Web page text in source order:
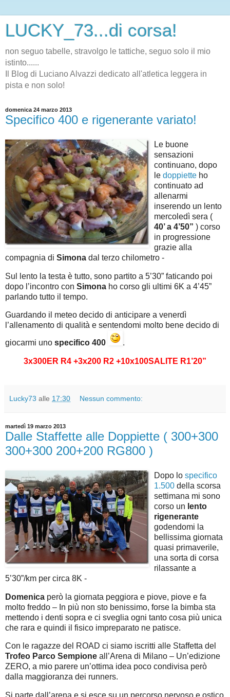
LUCKY_73...di corsa!
non seguo tabelle, stravolgo le tattiche, seguo solo il mio
istinto......
Il Blog di Luciano Alvazzi dedicato all'atletica leggera in
pista e non solo!
domenica 24 marzo 2013
Specifico 400 e rigenerante variato!
Le buone
sensazioni
continuano, dopo
le doppiette ho
continuato ad
allenarmi
inserendo un lento
mercoledì sera (
40’ a 4’50” ) corso
in progressione
grazie alla
compagnia di Simona dal terzo chilometro -
Sul lento la testa è tutto, sono partito a 5’30” faticando poi
dopo l’incontro con Simona ho corso gli ultimi 6K a 4’45”
parlando tutto il tempo.
Guardando il meteo decido di anticipare a venerdì
l’allenamento di qualità e sentendomi molto bene decido di
giocarmi uno specifico 400 .
3x300ER R4 +3x200 R2 +10x100SALITE R1’20”
Lucky73 alle 17:30 Nessun commento:
martedì 19 marzo 2013
Dalle Staffette alle Doppiette ( 300+300
300+300 200+200 RG800 )
Dopo lo specifico
1.500 della scorsa
settimana mi sono
corso un lento
rigenerante
godendomi la
bellissima giornata
quasi primaverile,
una sorta di corsa
rilassante a
5’30”/km per circa 8K -
Domenica però la giornata peggiora e piove, piove e fa
molto freddo – In più non sto benissimo, forse la bimba sta
mettendo i denti sopra e ci sveglia ogni tanto cosa più unica
che rara e quindi il fisico impreparato ne patisce.
Con le ragazze del ROAD ci siamo iscritti alle Staffetta del
Trofeo Parco Sempione all’Arena di Milano – Un’edizione
ZERO, a mio parere un’ottima idea poco condivisa però
dalla maggioranza dei runners.